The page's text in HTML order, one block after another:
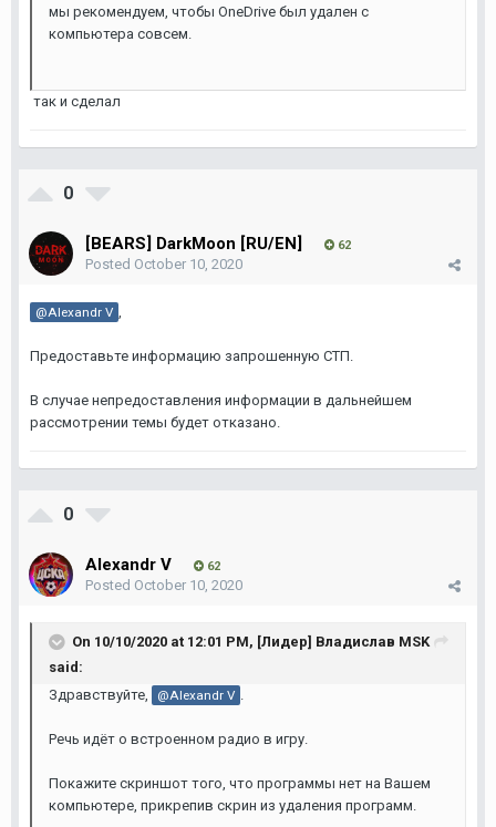
мы рекомендуем, чтобы OneDrive был удален с
компьютера совсем.
так и сделал
0
[BEARS] DarkMoon [RU/EN] 62
Posted October 10, 2020
@Alexandr V ,
Предоставьте информацию запрошенную СТП.
В случае непредоставления информации в дальнейшем
рассмотрении темы будет отказано.
0
Alexandr V 62
Posted October 10, 2020
On 10/10/2020 at 12:01 PM, [Лидер] Владислав MSK
said:
Здравствуйте,
@Alexandr V .
Речь идёт о встроенном радио в игру.
Покажите скриншот того, что программы нет на Вашем
компьютере, прикрепив скрин из удаления программ.